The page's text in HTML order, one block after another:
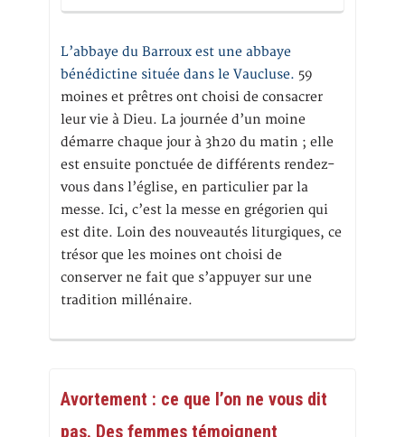
L’abbaye du Barroux est une abbaye
bénédictine située dans le Vaucluse. 59
moines et prêtres ont choisi de consacrer
leur vie à Dieu. La journée d’un moine
démarre chaque jour à 3h20 du matin ; elle
est ensuite ponctuée de différents rendez-
vous dans l’église, en particulier par la
messe. Ici, c’est la messe en grégorien qui
est dite. Loin des nouveautés liturgiques, ce
trésor que les moines ont choisi de
conserver ne fait que s’appuyer sur une
tradition millénaire.
Avortement : ce que l’on ne vous dit
pas. Des femmes témoignent